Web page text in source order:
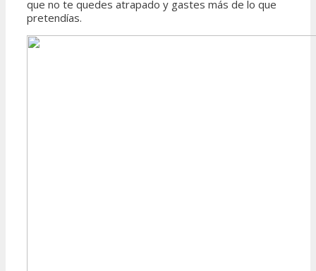
que no te quedes atrapado y gastes más de lo que
pretendías.